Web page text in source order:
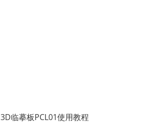
3D临摹板PCL01使用教程